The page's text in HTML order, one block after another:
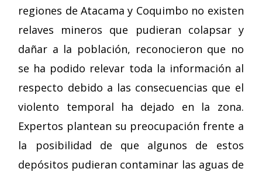
regiones de Atacama y Coquimbo no existen
relaves mineros que pudieran colapsar y
dañar a la población, reconocieron que no
se ha podido relevar toda la información al
respecto debido a las consecuencias que el
violento temporal ha dejado en la zona.
Expertos plantean su preocupación frente a
la posibilidad de que algunos de estos
depósitos pudieran contaminar las aguas de